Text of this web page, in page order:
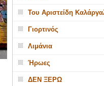
Του Αριστείδη
Γιορτινός
Λιμάνια
Ήρωες
ΔΕΝ ΞΕΡΩ